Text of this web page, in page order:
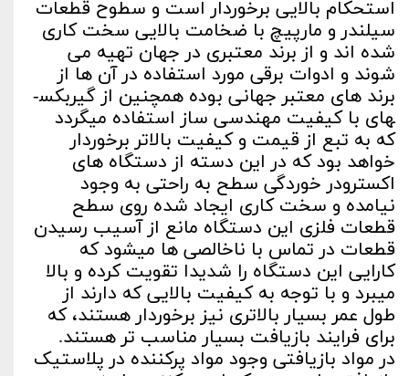
استحکام بالایی برخوردار است و سطوح قطعات
سیلندر و مارپیچ با ضخامت بالایی سخت کاری
شده اند و از برند معتبری در جهان تهیه می
شوند و ادوات برقی مورد استفاده در آن ها از
برند های معتبر جهانی بوده همچنین از گیربکس­
های با کیفیت مهندسی ساز استفاده می­گردد
که به تبع از قیمت و کیفیت بالاتر برخوردار
خواهد بود که در این دسته از دستگاه های
اکسترودر خوردگی سطح به راحتی به وجود
نیامده و سخت کاری ایجاد شده روی سطح
قطعات فلزی این دستگاه مانع از آسیب رسیدن
قطعات در تماس با ناخالصی ها می­شود که
کارایی این دستگاه را شدیدا تقویت کرده و بالا
می­برد و با توجه به کیفیت بالایی که دارند از
طول عمر بسیار بالاتری نیز برخوردار هستند، که
برای فرایند بازیافت بسیار مناسب تر هستند.
در مواد بازیافتی وجود مواد پرکننده در پلاستیک